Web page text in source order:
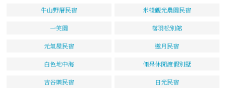
牛山野厝民宿 米棧觀光農園民宿
一笑園 落羽松別館
元氣屋民宿 邀月民宿
白色地中海 倆呆休閒渡假別墅
吉谷樂民宿 日光民宿